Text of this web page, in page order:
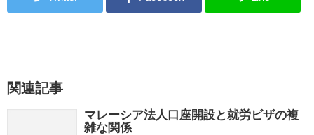
関連記事
マレーシア法人口座開設と就労ビザの複
雑な関係